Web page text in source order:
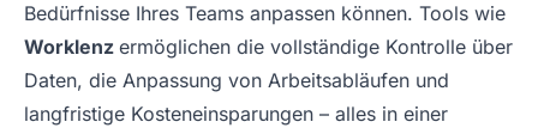
Bedürfnisse Ihres Teams anpassen können. Tools wie
Worklenz ermöglichen die vollständige Kontrolle über
Daten, die Anpassung von Arbeitsabläufen und
langfristige Kosteneinsparungen – alles in einer